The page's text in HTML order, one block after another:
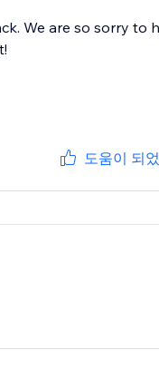
We are so sorry to
도움이 되